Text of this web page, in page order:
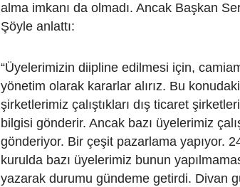
alma imkanı da olmadı. Ancak Başkan
Şöyle anlattı:
“Üyelerimizin diipline edilmesi için,
yönetim olarak kararlar alırız. Bu
şirketlerimiz çalıştıkları dış ticaret
bilgisi gönderir. Ancak bazı üyelerimiz
gönderiyor. Bir çeşit pazarlama yapıyor.
kurulda bazı üyelerimiz bunun
yazarak durumu gündeme getirdi. Divan